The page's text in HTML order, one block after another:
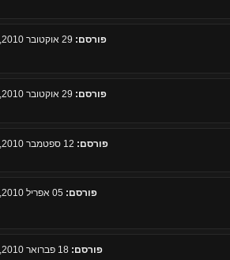
פורסם:
פורסם:
פורסם:
פורסם:
פורסם: 18 פברואר 2010, 22:32